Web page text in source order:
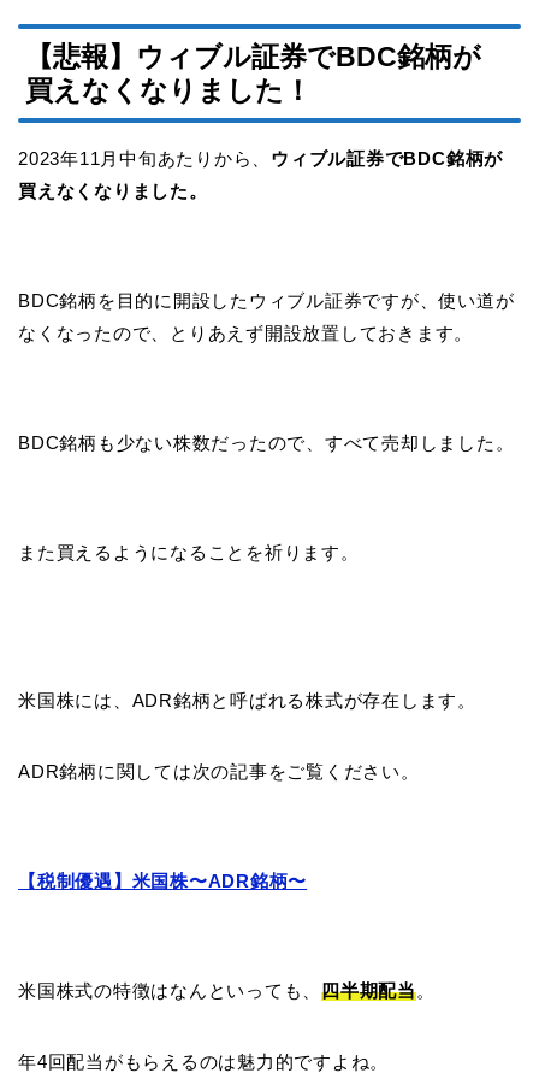
【悲報】ウィブル証券でBDC銘柄が
買えなくなりました！
2023年11月中旬あたりから、 ウィブル証券でBDC銘柄が
買えなくなりました。
BDC銘柄を目的に開設したウィブル証券ですが、使い道が
なくなったので、とりあえず開設放置しておきます。
BDC銘柄も少ない株数だったので、すべて売却しました。
また買えるようになることを祈ります。
米国株には、ADR銘柄と呼ばれる株式が存在します。
ADR銘柄に関しては次の記事をご覧ください。
【税制優遇】米国株〜ADR銘柄〜
米国株式の特徴はなんといっても、四半期配当。
年4回配当がもらえるのは魅力的ですよね。